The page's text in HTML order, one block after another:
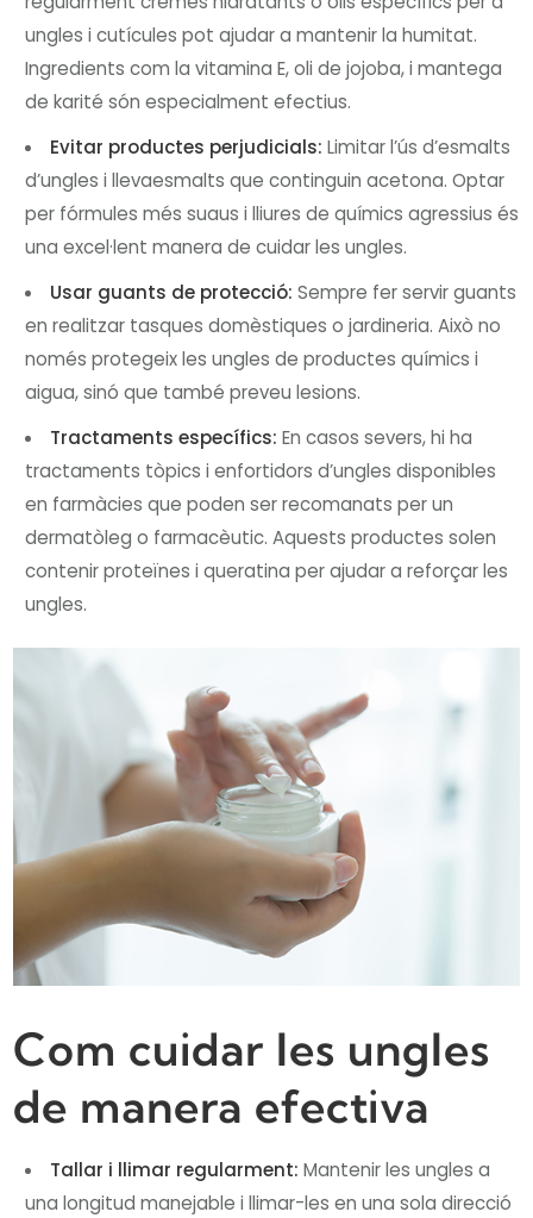
ungles i cutícules pot ajudar a mantenir la humitat.
Ingredients com la vitamina E, oli de jojoba, i mantega
de karité són especialment efectius.
Evitar productes perjudicials: Limitar l’ús d’esmalts
d’ungles i llevaesmalts que continguin acetona. Optar
per fórmules més suaus i lliures de químics agressius és
una excel·lent manera de cuidar les ungles.
Usar guants de protecció: Sempre fer servir guants
en realitzar tasques domèstiques o jardineria. Això no
només protegeix les ungles de productes químics i
aigua, sinó que també preveu lesions.
Tractaments específics: En casos severs, hi ha
tractaments tòpics i enfortidors d’ungles disponibles
en farmàcies que poden ser recomanats per un
dermatòleg o farmacèutic. Aquests productes solen
contenir proteïnes i queratina per ajudar a reforçar les
ungles.
Com cuidar les ungles
de manera efectiva
Tallar i llimar regularment: Mantenir les ungles a
una longitud manejable i llimar-les en una sola direcció